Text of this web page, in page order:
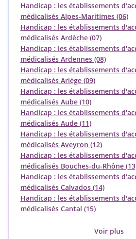
Handicap : les établissements
médicalisés Alpes-Maritimes (06)
Handicap : les établissements
médicalisés Ardèche (07)
Handicap : les établissements
médicalisés Ardennes (08)
Handicap : les établissements
médicalisés Ariège (09)
Handicap : les établissements
médicalisés Aube (10)
Handicap : les établissements
médicalisés Aude (11)
Handicap : les établissements
médicalisés Aveyron (12)
Handicap : les établissements
médicalisés Bouches-du-Rhône
Handicap : les établissements
médicalisés Calvados (14)
Handicap : les établissements
médicalisés Cantal (15)
Voir plus